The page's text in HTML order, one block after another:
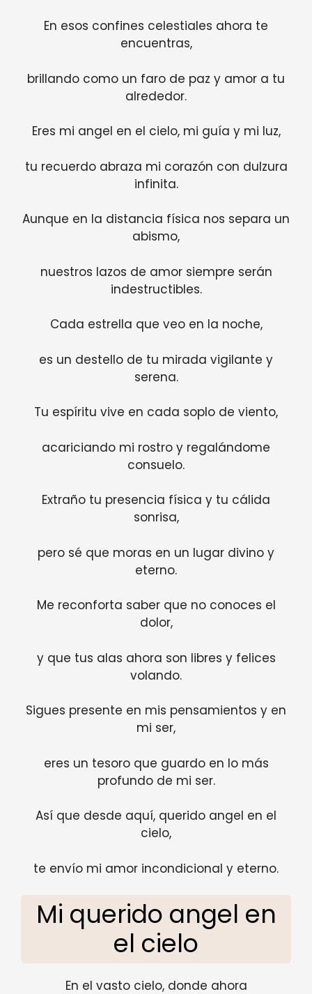
En esos confines celestiales ahora te
encuentras,
brillando como un faro de paz y amor a tu
alrededor.
Eres mi angel en el cielo, mi guía y mi luz,
tu recuerdo abraza mi corazón con dulzura
infinita.
Aunque en la distancia física nos separa un
abismo,
nuestros lazos de amor siempre serán
indestructibles.
Cada estrella que veo en la noche,
es un destello de tu mirada vigilante y
serena.
Tu espíritu vive en cada soplo de viento,
acariciando mi rostro y regalándome
consuelo.
Extraño tu presencia física y tu cálida
sonrisa,
pero sé que moras en un lugar divino y
eterno.
Me reconforta saber que no conoces el
dolor,
y que tus alas ahora son libres y felices
volando.
Sigues presente en mis pensamientos y en
mi ser,
eres un tesoro que guardo en lo más
profundo de mi ser.
Así que desde aquí, querido angel en el
cielo,
te envío mi amor incondicional y eterno.
Mi querido angel en
el cielo
En el vasto cielo, donde ahora